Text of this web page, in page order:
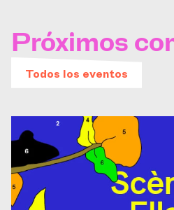
Próximos
Todos los eventos